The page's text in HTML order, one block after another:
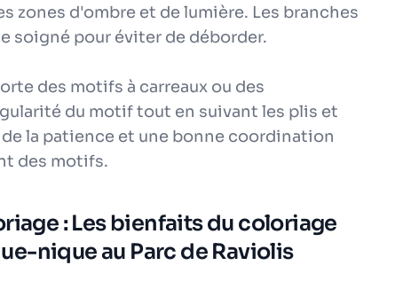
zones d'ombre et de lumière. Les branches
soigné pour éviter de déborder.
des motifs à carreaux ou des
du motif tout en suivant les plis et
la patience et une bonne coordination
des motifs.
: Les bienfaits du coloriage
nique au Parc de Raviolis